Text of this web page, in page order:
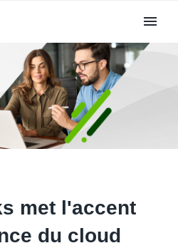
met l'accent
du cloud